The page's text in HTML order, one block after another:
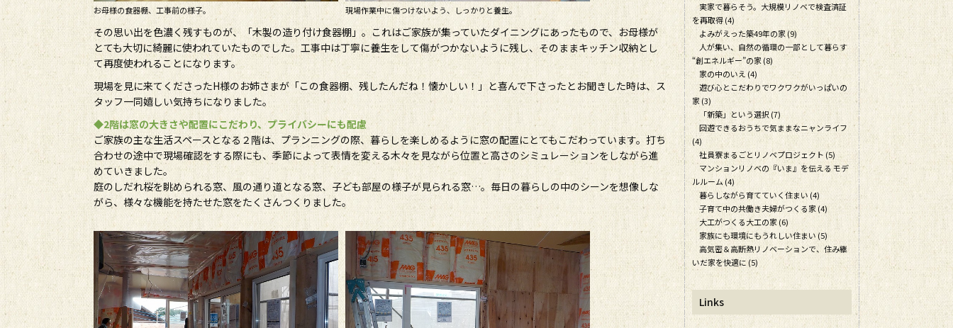
お母様の食器棚、工事前の様子。 現場作業中に傷つけないよう、しっかりと養生。
その思い出を色濃く残すものが、「木製の造り付け食器棚」。これはご家族が集っていたダイニングにあったもので、お母様が
とても大切に綺麗に使われていたものでした。工事中は丁寧に養生をして傷がつかないように残し、そのままキッチン収納とし
て再度使われることになります。
現場を見に来てくださったH様のお姉さまが「この食器棚、残したんだね！懐かしい！」と喜んで下さったとお聞きした時は、ス
タッフ一同嬉しい気持ちになりました。
◆2階は窓の大きさや配置にこだわり、プライバシーにも配慮
ご家族の主な生活スペースとなる２階は、プランニングの際、暮らしを楽しめるように窓の配置にとてもこだわっています。打ち
合わせの途中で現場確認をする際にも、季節によって表情を変える木々を見ながら位置と高さのシミュレーションをしながら進
めていきました。
庭のしだれ桜を眺められる窓、風の通り道となる窓、子ども部屋の様子が見られる窓…。毎日の暮らしの中のシーンを想像しな
がら、様々な機能を持たせた窓をたくさんつくりました。
実家で暮らそう。大規模リノベで検査済証
を再取得 (4)
よみがえった築49年の家 (9)
人が集い、自然の循環の一部として暮らす
“創エネルギー”の家 (8)
家の中のいえ (4)
遊び心とこだわりでワクワクがいっぱいの
家 (3)
「新築」という選択 (7)
回遊できるおうちで気ままなニャンライフ
(4)
社員寮まるごとリノベプロジェクト (5)
マンションリノベの『いま』を伝える モデ
ルルーム (4)
暮らしながら育てていく住まい (4)
子育て中の共働き夫婦がつくる家 (4)
大工がつくる大工の家 (6)
家族にも環境にもうれしい住まい (5)
高気密＆高断熱リノベーションで、住み継
いだ家を快適に (5)
Links